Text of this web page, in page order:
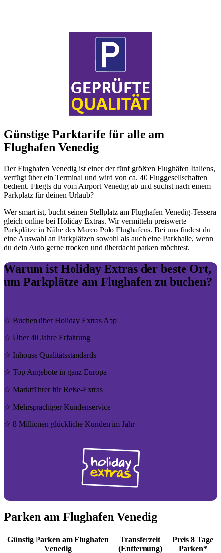
Günstige Parktarife für alle am
Flughafen Venedig
Der Flughafen Venedig ist einer der fünf größten Flughäfen Italiens,
verfügt über ein Terminal und wird von ca. 40 Fluggesellschaften
bedient. Fliegts du vom Airport Venedig ab und suchst nach einem
Parkplatz für deinen Urlaub?
Wer smart ist, bucht seinen Stellplatz am Flughafen Venedig-Tessera
gleich online bei Holiday Extras. Wir vermitteln preiswerte
Parkplätze in Nähe des Marco Polo Flughafens. Bei uns findest du
eine Auswahl an Parkplätzen sowohl als auch eine Parkhalle, wenn
du dein Auto gerne trocken und überdacht parken möchtest.
Warum ist Holiday Extras der beste Ort,
um Parkplätze am Flughafen zu buchen?
☆ Buchen über Holiday Extras App
☆ Über 40 Jahre Erfahrung
☆ Inhouse Quali­täts­stan­dards
☆ Top Angebote in ganz Europa
☆ Markt­füh­rer für Reise-Extras
☆ Mehr­spra­chi­ger Kun­den­ser­vice
☆ 8 Millionen glück­liche Kunden im Jahr
Parken am Flughafen Venedig
Günstig Parken am Flughafen
Venedig
Transferzeit
(Entfernung)
Preis 8 Tage
Parken*